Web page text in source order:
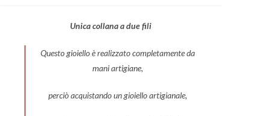
Unica collana a due fili
Questo gioiello è realizzato completamente da
mani artigiane,
perciò acquistando un gioiello artigianale,